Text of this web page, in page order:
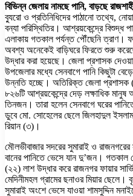
বিভিন্ন জেলায় নামছে পানি, বাড়ছে
ব্যুরো ও প্রতিনিধিদের পাঠানো তথ্যে,
বন্যা পরিস্থিতির। আশ্রয়কেন্দ্রে বিশুদ্ধ
এলাকায় গতকাল পর্যন্ত পৌঁছেনি ত্রাণ।
অবশ্য অনেকেই বাড়িঘরে ফিরতে শুরু
উদ্ধার করা হয়েছে। জেলা প্রশাসক
উপজেলার মধ্যে সেনবাগে পানি কিছুটা
উন্নতি হচ্ছে। অতিরিক্ত জেলা প্রশাসক
৮২৬টি আশ্রয়কেন্দ্রে দেড় লক্ষাধিক
তিনজন। তারা হলেন সেনবাগে ঘরের
ডুবে মো. সোহেলের ছেলে জিলহাদুল
রিয়ান (৩)।
মৌলভীবাজার সদরের সুমারাই ও
বানের পানিতে ভেসে যান দু’জন। গতকাল
(২২) লাশ উদ্ধার করে রাজনগর ফায়ার
মেদিনীমহল গ্রামের ছনাওর মিয়ার
সুমারাই অংশে ভেসে যাওয়া শামসুদ্দিন